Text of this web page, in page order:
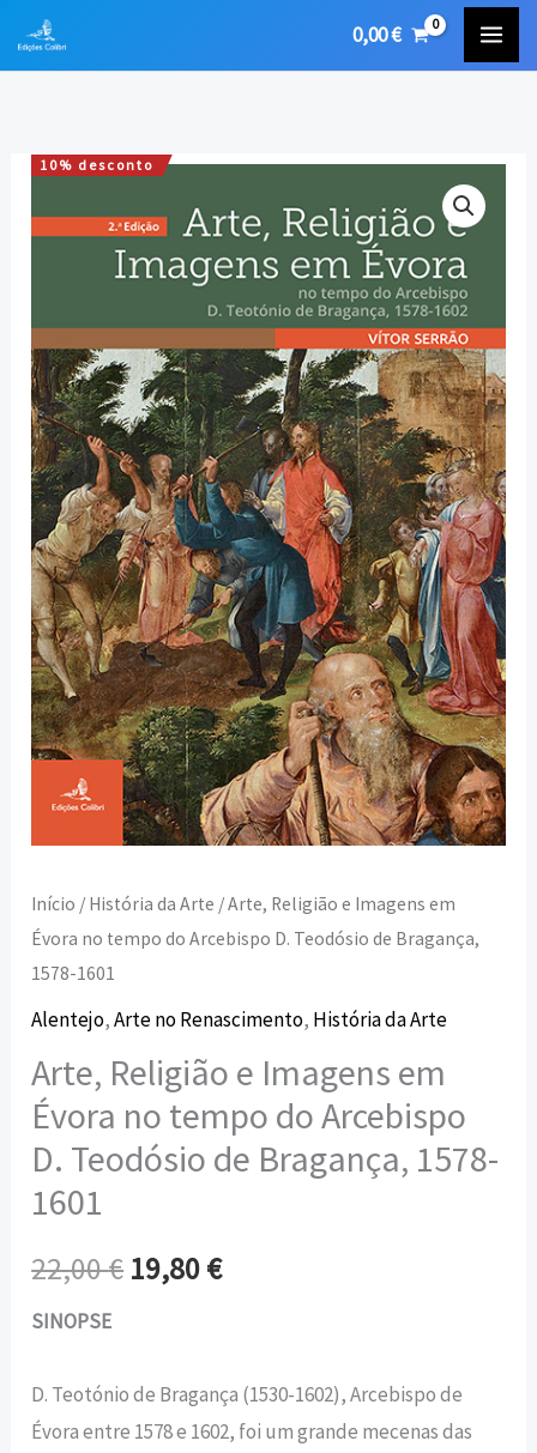
0,00€
10% desconto
Início / História da Arte / Arte, Religião e Imagens em
Évora no tempo do Arcebispo D. Teodósio de Bragança,
1578-1601
Alentejo,Arte no Renascimento, História da Arte
Arte, Religião e Imagens em
Évora no tempo do Arcebispo
D. Teodósio de Bragança, 1578-
1601
22,00€
preço
original
era:
22,00 €.
19,80€
preço
atual
é:
19,80 €.
SINOPSE
D. Teotónio de Bragança (1530-1602), Arcebispo de
Évora entre 1578 e 1602, foi um grande mecenas das
Quantidade
de
e
Imagens
em
Évora
no
tempo
do
Arcebispo
D.
Teodósio
de
Bragança,
1601